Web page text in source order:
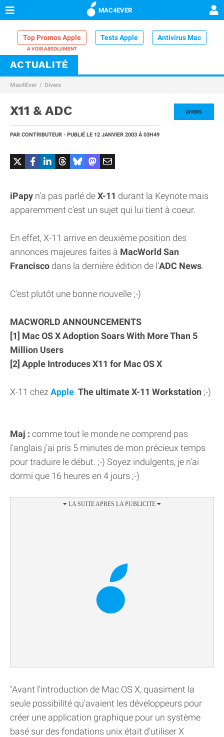
MAC4EVER
Top Promos Apple Tests Apple Antivirus Mac
VPN Mac
Comparatif iPhone
ACTUALITÉ
Mac4Ever Divers
DIVERS
X11 & ADC
PAR CONTRIBUTEUR - PUBLIÉ LE 12 JANVIER 2003 À 03H49
iPapy n'a pas parlé deX-11 durant la Keynote mais
apparemment c'est un sujet qui lui tient à coeur.
En effet, X-11 arrive en deuxième position des
annonces majeures faites à MacWorld San
Francisco dans la dernière édition de l'ADC News.
C'est plutôt une bonne nouvelle ;-)
MACWORLD ANNOUNCEMENTS
[1] Mac OS X Adoption Soars With More Than 5
Million Users
[2] Apple Introduces X11 for Mac OS X
X-11 chez Apple. The ultimate X-11 Workstation ;-)
Maj : comme tout le monde ne comprend pas
l'anglais j'ai pris 5 minutes de mon précieux temps
pour traduire le début. ;-) Soyez indulgents, je n'ai
dormi que 16 heures en 4 jours ;-)
"Avant l'introduction de Mac OS X, quasiment la
seule possibilité qu'avaient les développeurs pour
créer une application graphique pour un système
basé sur des fondations unix était d'utiliser X